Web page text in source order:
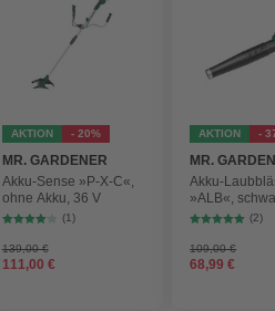
AKTION - 20%
MR. GARDENER
Akku-Sense »P-X-C«,
ohne Akku, 36 V
(1)
139,00 €
111,00 €
AKTION -
MR.
Akku-
»ALB«,
max.
210 km/h
(2)
109,00 €
68,99 €